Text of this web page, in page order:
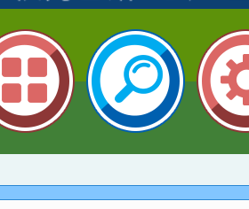
桃園市科展 國
老師王老師、
校四年二班張O
語競賽國小朗讀
師林老師
校參加桃園市中
瑛教師榮獲教
校參與2026世
獲科學小創客佳
校參加桃園市中